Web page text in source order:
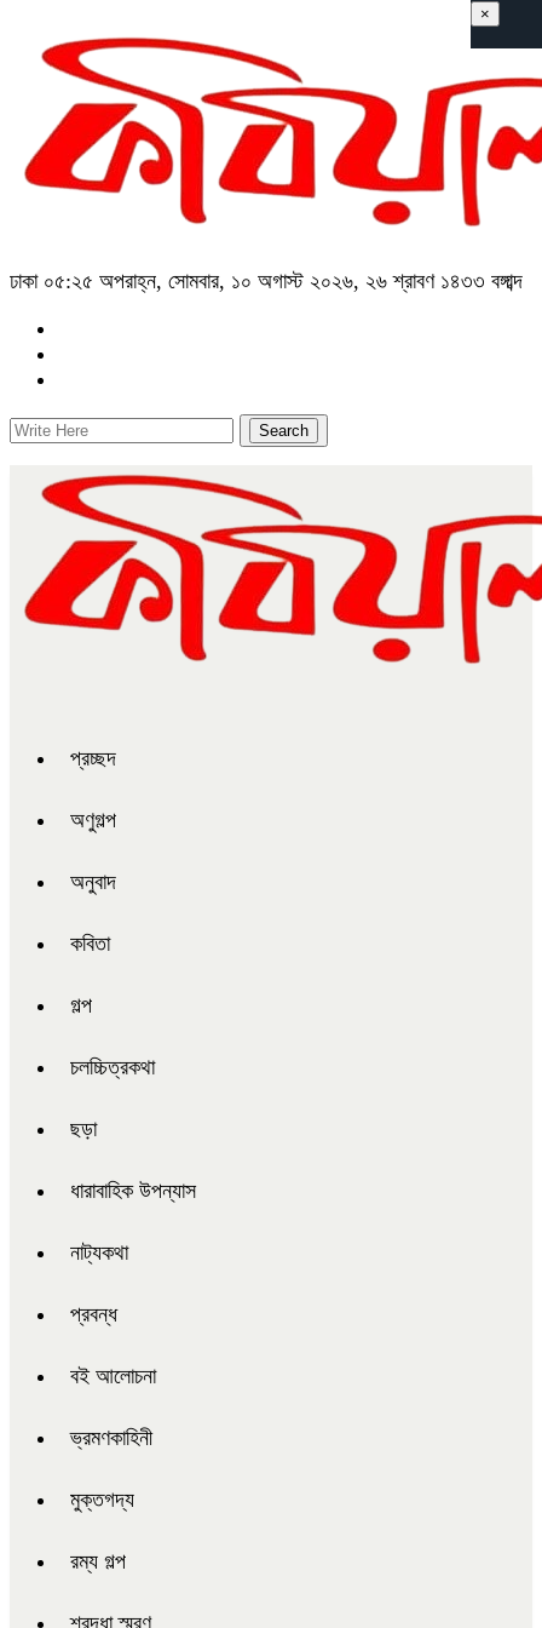
ঢাকা ০৫:২৫ অপরাহ্ন, সোমবার, ১০ অগাস্ট ২০২৬, ২৬ শ্রাবণ ১৪৩৩ বঙ্গাব্দ
প্রচ্ছদ
অণুগল্প
অনুবাদ
কবিতা
গল্প
চলচ্চিত্রকথা
ছড়া
ধারাবাহিক উপন্যাস
নাট্যকথা
প্রবন্ধ
বই আলোচনা
ভ্রমণকাহিনী
মুক্তগদ্য
রম্য গল্প
শ্রদ্ধা স্মরণ
×